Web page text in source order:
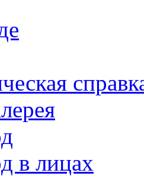
в лицах